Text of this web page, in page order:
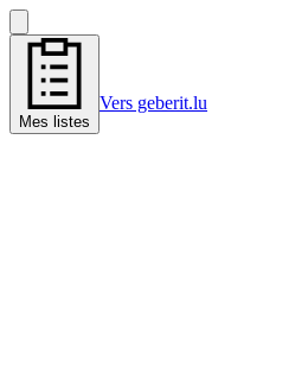
Mes listes
Vers geberit.lu